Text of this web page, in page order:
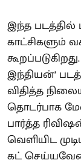
இந்த படத்தில்
காட்சிகளும்
இந்தியன்’
விதித்த
தொடர்பாக
பார்த்த
வெளியிட
கட்